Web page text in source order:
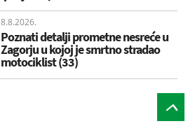
8.8.2026.
Poznati detalji prometne nesreće u
Zagorju u kojoj je smrtno stradao
motociklist (33)